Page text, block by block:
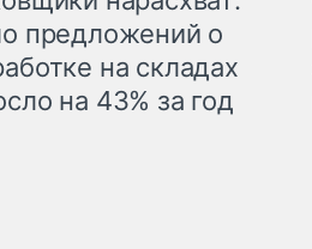
предложений о
на складах
на 43% за год